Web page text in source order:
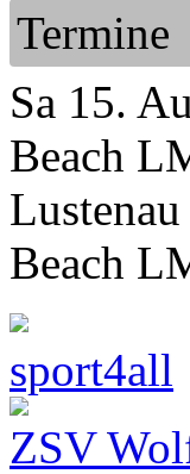
Termine
Sa 15.
Beach
Beach
sport4all
ZSV